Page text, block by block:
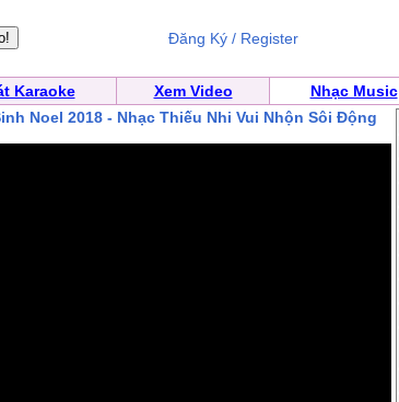
Đăng Ký / Register
Karaoke Xem Video Nhạc Music
Noel 2018 - Nhạc Thiếu Nhi Vui Nhộn Sôi Động